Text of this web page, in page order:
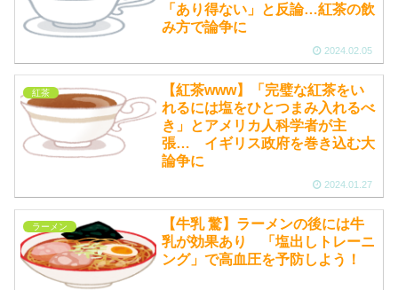
「あり得ない」と反論…紅茶の飲
み方で論争に
2024.02.05
紅茶
【紅茶www】「完璧な紅茶をい
れるには塩をひとつまみ入れるべ
き」とアメリカ人科学者が主
張… イギリス政府を巻き込む大
論争に
2024.01.27
ラーメン
【牛乳 驚】ラーメンの後には牛
乳が効果あり 「塩出しトレーニ
ング」で高血圧を予防しよう！